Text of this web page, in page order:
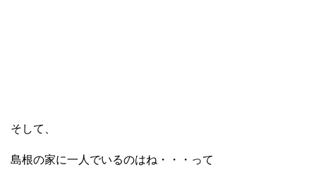
そして、
島根の家に一人でいるのはね・・・って